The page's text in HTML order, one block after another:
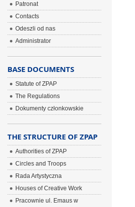
Patronat
Contacts
Odeszli od nas
Administrator
BASE DOCUMENTS
Statute of ZPAP
The Regulations
Dokumenty członkowskie
THE STRUCTURE OF ZPAP
Authorities of ZPAP
Circles and Troops
Rada Artystyczna
Houses of Creative Work
Pracownie ul. Emaus w